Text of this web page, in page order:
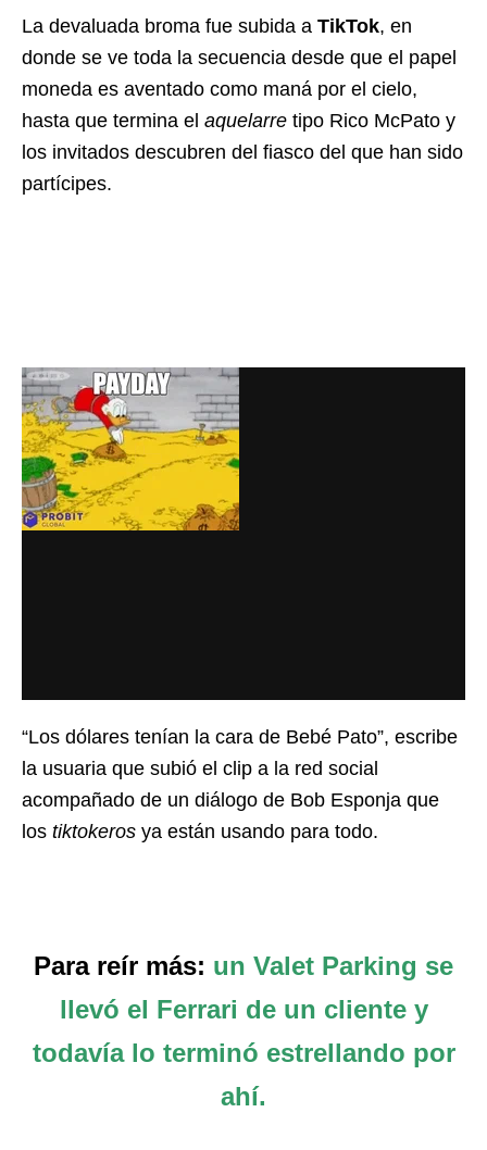
La devaluada broma fue subida a TikTok, en
donde se ve toda la secuencia desde que el papel
moneda es aventado como maná por el cielo,
hasta que termina el aquelarre tipo Rico McPato y
los invitados descubren del fiasco del que han sido
partícipes.
“Los dólares tenían la cara de Bebé Pato”, escribe
la usuaria que subió el clip a la red social
acompañado de un diálogo de Bob Esponja que
los tiktokeros ya están usando para todo.
Para reír más: un Valet Parking se
llevó el Ferrari de un cliente y
todavía lo terminó estrellando por
ahí.